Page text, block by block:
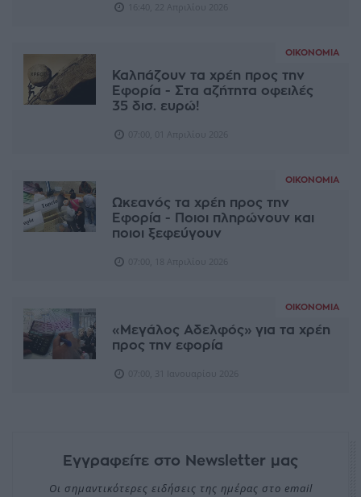
ΟΙΚΟΝΟΜΊΑ
Καλπάζουν τα χρέη προς την
Εφορία - Στα αζήτητα οφειλές
35 δισ. ευρώ!
ΟΙΚΟΝΟΜΊΑ
Ωκεανός τα χρέη προς την
Εφορία - Ποιοι πληρώνουν και
ποιοι ξεφεύγουν
ΟΙΚΟΝΟΜΊΑ
«Μεγάλος Αδελφός» για τα χρέη
προς την εφορία
Εγγραφείτε στο Newsletter μας
Οι σημαντικότερες ειδήσεις της ημέρας στο email